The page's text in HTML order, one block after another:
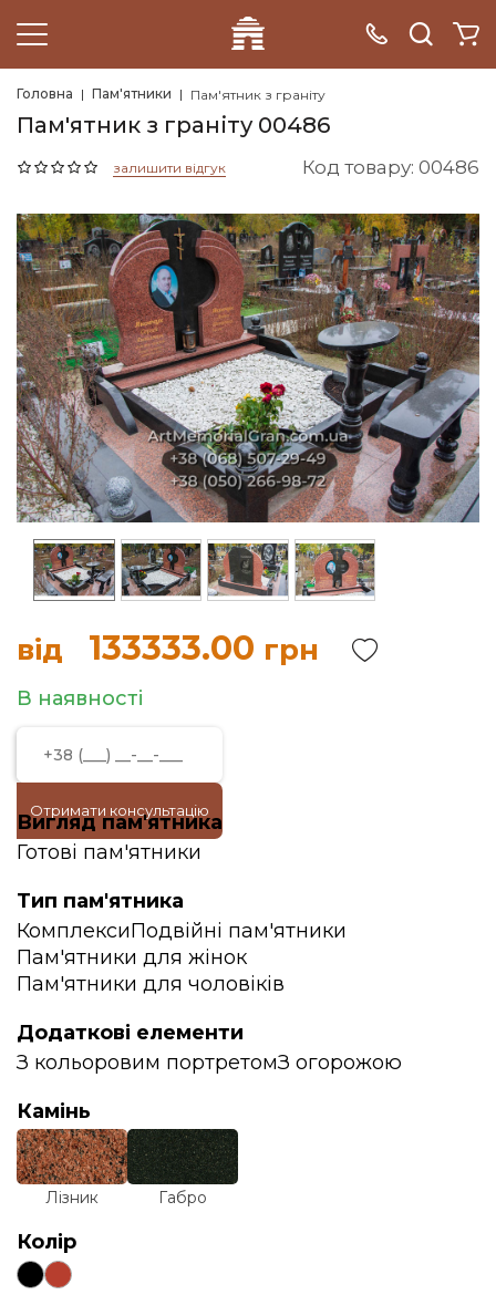
Головна Пам'ятники Пам'ятник з граніту
Пам'ятник з граніту 00486
залишити відгук Код товару: 00486
від 133333.00 грн
В наявності
Отримати консультацію
Вигляд пам'ятника
Готові пам'ятники
Тип пам'ятника
КомплексиПодвійні пам'ятники
Пам'ятники для жінок
Пам'ятники для чоловіків
Додаткові елементи
З кольоровим портретомЗ огорожою
Камінь
Лізник Габро
Колір